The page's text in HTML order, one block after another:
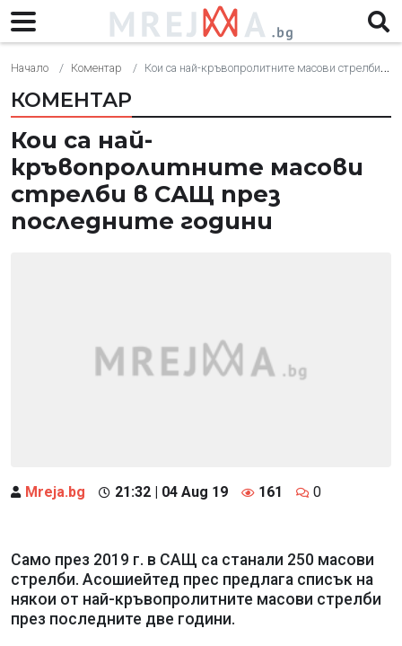
Начало Коментар Кои са най-кръвопролитните масови стрелби в САЩ през последните години
КОМЕНТАР
Кои са най-
кръвопролитните масови
стрелби в САЩ през
последните години
Mreja.bg 21:32 | 04 Aug 19 161 0
Само през 2019 г. в САЩ са станали 250 масови
стрелби. Асошиейтед прес предлага списък на
някои от най-кръвопролитните масови стрелби
през последните две години.